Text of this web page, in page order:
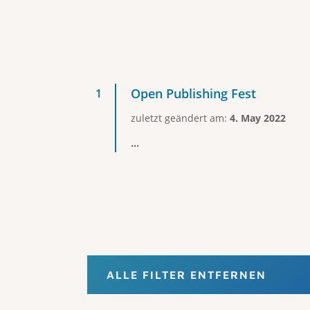
Open Publishing Fest
zuletzt geändert am: 4. May 2022
...
ALLE FILTER ENTFERNEN